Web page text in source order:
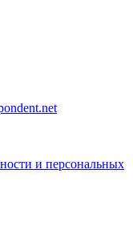
и персональных